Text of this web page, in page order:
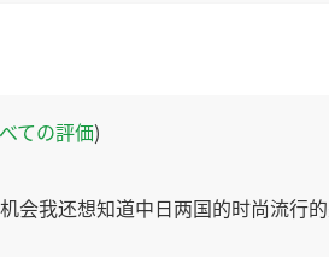
ての評価)
会我还想知道中日两国的时尚流行的